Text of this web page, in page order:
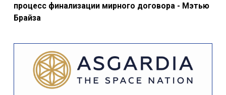
процесс финализации мирного договора - Мэтью
Брайза